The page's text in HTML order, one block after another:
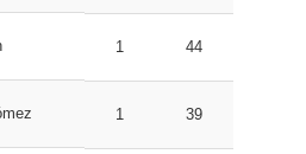
1 44
1 39